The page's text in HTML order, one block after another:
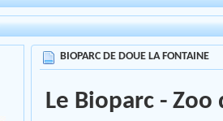
BIOPARC DE DOUE LA FONTAINE
Le Bioparc -